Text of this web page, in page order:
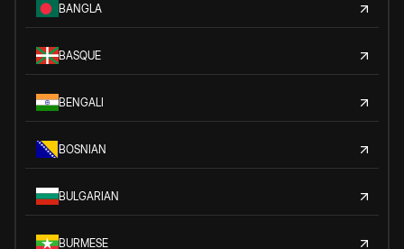
BANGLA
BASQUE
BENGALI
BOSNIAN
BULGARIAN
BURMESE